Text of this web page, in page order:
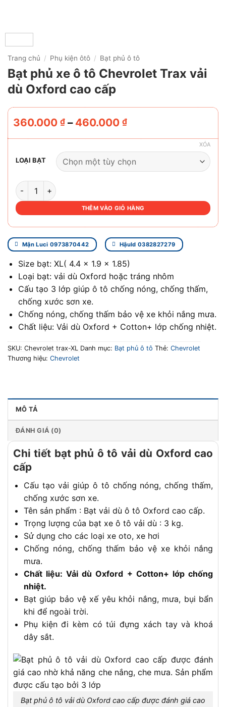
Trang chủ / Phụ kiện ôtô / Bạt phủ ô tô
Bạt phủ xe ô tô Chevrolet Trax vải
dù Oxford cao cấp
360.000 ₫ – 460.000 ₫Khoảng
từ
360.000 ₫
đến
460.000 ₫
LOẠI BẠT
XÓA
BẠT PHỦ XE Ô TÔ CHEVROLET TRAX VẢI DÙ OXFORD CAO
THÊM VÀO GIỎ HÀNG
Mận Luci 0973870442 Hậuld 0382827279
Size bạt: XL( 4.4 x 1.9 x 1.85)
Loại bạt: vải dù Oxford hoặc tráng nhôm
Cấu tạo 3 lớp giúp ô tô chống nóng, chống thấm,
chống xước sơn xe.
Chống nóng, chống thấm bảo vệ xe khỏi nắng mưa.
Chất liệu: Vải dù Oxford + Cotton+ lớp chống nhiệt.
SKU: Chevrolet trax-XL Danh mục: Bạt phủ ô tô Thẻ: Chevrolet
Thương hiệu: Chevrolet
MÔ TẢ
ĐÁNH GIÁ (0)
Chi tiết bạt phủ ô tô vải dù Oxford cao
cấp
Cấu tạo vải giúp ô tô chống nóng, chống thấm,
chống xước sơn xe.
Tên sản phẩm : Bạt vải dù ô tô Oxford cao cấp.
Trọng lượng của bạt xe ô tô vải dù : 3 kg.
Sử dụng cho các loại xe oto, xe hơi
Chống nóng, chống thấm bảo vệ xe khỏi nắng
mưa.
Chất liệu: Vải dù Oxford + Cotton+ lớp chống
nhiệt.
Bạt giúp bảo vệ xế yêu khỏi nắng, mưa, bụi bẩn
khi để ngoài trời.
Phụ kiện đi kèm có túi đựng xách tay và khoá
dây sắt.
Bạt phủ ô tô vải dù Oxford cao cấp được đánh giá cao